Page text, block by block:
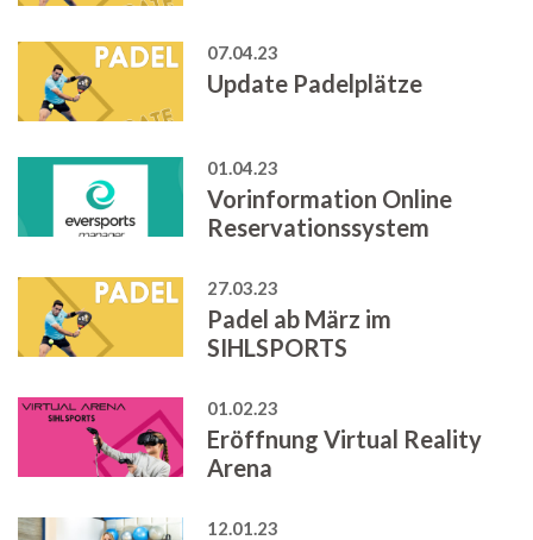
07.04.23
Update Padelplätze
01.04.23
Vorinformation Online
Reservationssystem
27.03.23
Padel ab März im
SIHLSPORTS
01.02.23
Eröffnung Virtual Reality
Arena
12.01.23